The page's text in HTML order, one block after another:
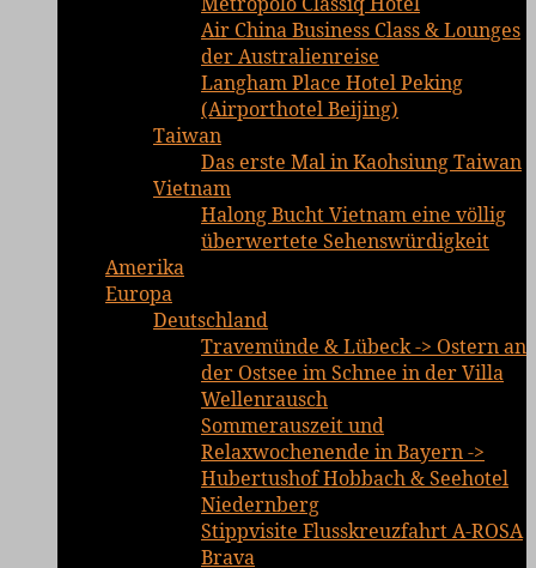
Air China Business Class & Lounges
der Australienreise
Langham Place Hotel Peking
(Airporthotel Beijing)
Taiwan
Das erste Mal in Kaohsiung Taiwan
Vietnam
Halong Bucht Vietnam eine völlig
überwertete Sehenswürdigkeit
Amerika
Europa
Deutschland
Travemünde & Lübeck -> Ostern an
der Ostsee im Schnee in der Villa
Wellenrausch
Sommerauszeit und
Relaxwochenende in Bayern ->
Hubertushof Hobbach & Seehotel
Niedernberg
Stippvisite Flusskreuzfahrt A-ROSA
Brava